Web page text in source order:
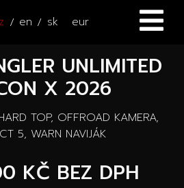
en sk eur
UNLIMITED
X 2026
TOP, OFFROAD KAMERA,
5, WARN NAVIJÁK
KČ BEZ DPH